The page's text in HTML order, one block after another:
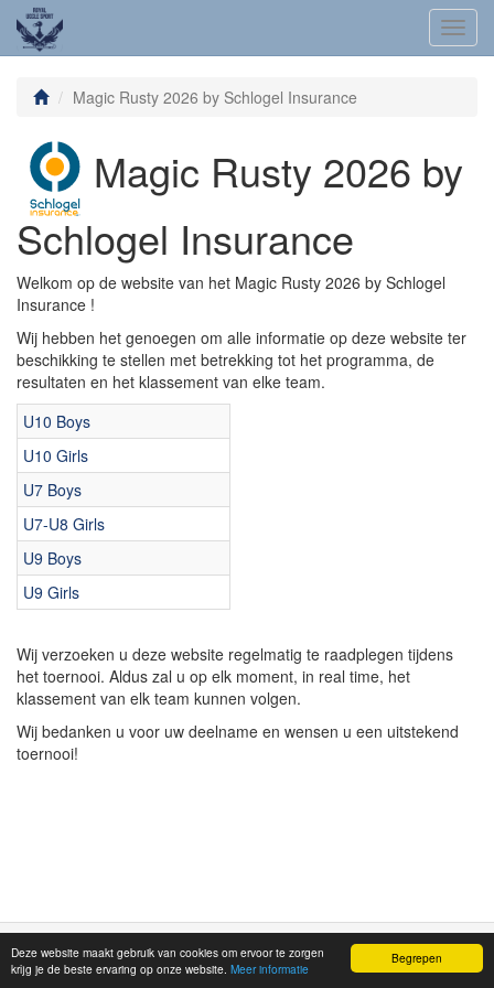
Begrepen
Deze website maakt gebruik van cookies om ervoor te zorgen
krijg je de beste ervaring op onze website. Meer informatie
Magic Rusty 2026 by Schlogel Insurance
Magic Rusty 2026 by
Schlogel Insurance
Welkom op de website van het Magic Rusty 2026 by Schlogel
Insurance !
Wij hebben het genoegen om alle informatie op deze website ter
beschikking te stellen met betrekking tot het programma, de
resultaten en het klassement van elke team.
U10 Boys
U10 Girls
U7 Boys
U7-U8 Girls
U9 Boys
U9 Girls
Wij verzoeken u deze website regelmatig te raadplegen tijdens
het toernooi. Aldus zal u op elk moment, in real time, het
klassement van elk team kunnen volgen.
Wij bedanken u voor uw deelname en wensen u een uitstekend
toernooi!
©Mitivu Sports2026